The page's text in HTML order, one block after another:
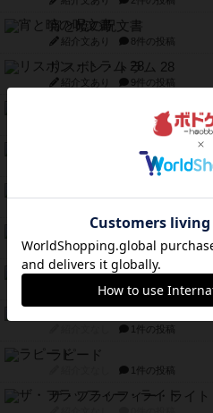
宵と暁の呪文書
紹介文あり 8件の投稿
リスボン・トラム 28
紹介文あり 9件の投稿
1件の投稿
1件の投稿
スモールワールド
紹介文あり 13件の投稿
ギャンブラー
紹介文なし 2件の投稿
1件の投稿
ラピード
1件の投稿
ザ・フラッフィー・ライト